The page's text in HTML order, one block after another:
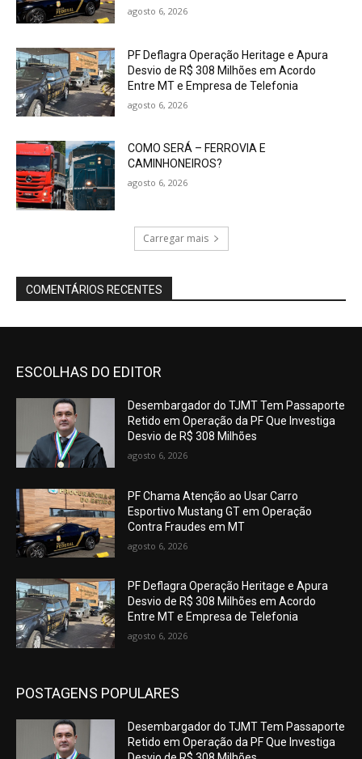
agosto 6, 2026
PF Deflagra Operação Heritage e Apura
Desvio de R$ 308 Milhões em Acordo
Entre MT e Empresa de Telefonia
agosto 6, 2026
COMO SERÁ – FERROVIA E
CAMINHONEIROS?
agosto 6, 2026
Carregar mais
COMENTÁRIOS RECENTES
ESCOLHAS DO EDITOR
Desembargador do TJMT Tem Passaporte
Retido em Operação da PF Que Investiga
Desvio de R$ 308 Milhões
agosto 6, 2026
PF Chama Atenção ao Usar Carro
Esportivo Mustang GT em Operação
Contra Fraudes em MT
agosto 6, 2026
PF Deflagra Operação Heritage e Apura
Desvio de R$ 308 Milhões em Acordo
Entre MT e Empresa de Telefonia
agosto 6, 2026
POSTAGENS POPULARES
Desembargador do TJMT Tem Passaporte
Retido em Operação da PF Que Investiga